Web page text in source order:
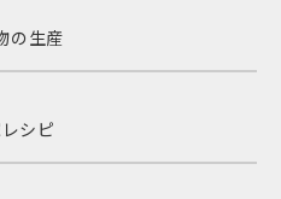
の生産
シピ